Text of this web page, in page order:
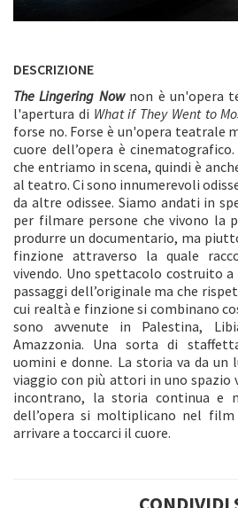
DESCRIZIONE
The Lingering Now non è un'opera
l'apertura di What if They Went to
forse no. Forse è un'opera teatrale
cuore dell’opera è
che entriamo in scena, quindi è
al teatro. Ci sono innumerevoli
da altre odissee. Siamo andati in
per filmare persone che vivono la
produrre un documentario, ma
finzione attraverso la quale
vivendo. Uno spettacolo costruito a
passaggi dell’originale ma che
cui realtà e finzione si combinano
sono avvenute in Palestina,
Amazzonia. Una sorta di
uomini e donne. La storia va da un
viaggio con più attori in uno spazio
incontrano, la storia continua e
dell’opera si moltiplicano nel
arrivare a toccarci il cuore.